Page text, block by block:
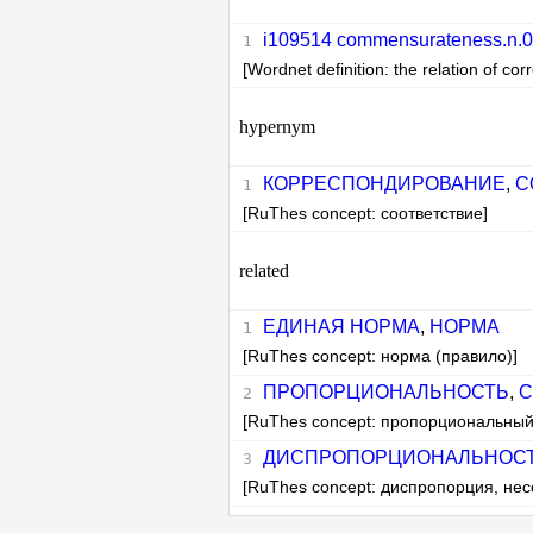
i109514
[Wordnet definition: the relation of
hypernym
КОРРЕСПОНДИРОВАНИЕ,
[RuThes concept: соответствие]
related
ЕДИНАЯ НОРМА, НОРМА
[RuThes concept: норма (правило)]
ПРОПОРЦИОНАЛЬНОСТЬ,
[RuThes concept:
[RuThes concept: диспропорция,